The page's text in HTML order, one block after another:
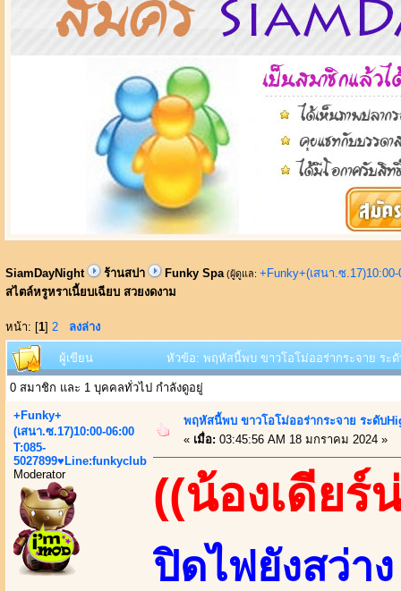
SiamDayNight ร้านสปา Funky Spa (ผู้ดูแล: +Funky+(เสนา.ซ
สไตล์หรูหราเนี้ยบเฉียบ สวยงดงาม
หน้า: [1] 2 ลงล่าง
ผู้เขียน หัวข้อ: พฤหัสนี้พบ ขาวโอโม่ออร่ากระจาย ระดั
0 สมาชิก และ 1 บุคคลทั่วไป กำลังดูอยู่
+Funky+
(เสนา.ซ.17)10:00-06:00
T:085-
5027899♥Line:funkyclub
Moderator
พฤหัสนี้พบ ขาวโอโม่ออร่ากระจาย ระดับ
« เมื่อ: 03:45:56 AM 18 มกราคม 2024 »
((น้องเดียร์
ปิดไฟยังสว่า